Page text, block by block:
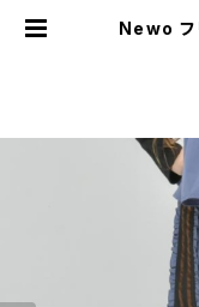
Newo フリルラインパンツ 35267